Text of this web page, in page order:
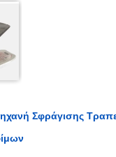
Σφράγισης